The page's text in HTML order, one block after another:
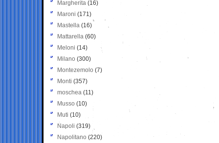
Margherita (16)
Maroni (171)
Mastella (16)
Mattarella (60)
Meloni (14)
Milano (300)
Montezemolo (7)
Monti (357)
moschea (11)
Musso (10)
Muti (10)
Napoli (319)
Napolitano (220)